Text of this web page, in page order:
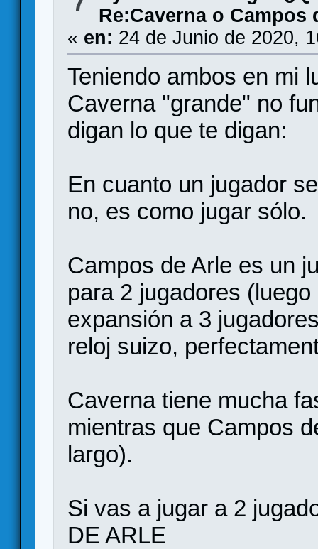
Re:Caverna o Campos
« en: 24 de Junio de 2020,
Teniendo ambos en mi
Caverna "grande" no
digan lo que te digan:
En cuanto un jugador
no, es como jugar sólo.
Campos de Arle es un
para 2 jugadores
expansión a 3
reloj suizo,
Caverna tiene mucha
mientras que Campos
largo).
Si vas a jugar a 2
DE ARLE